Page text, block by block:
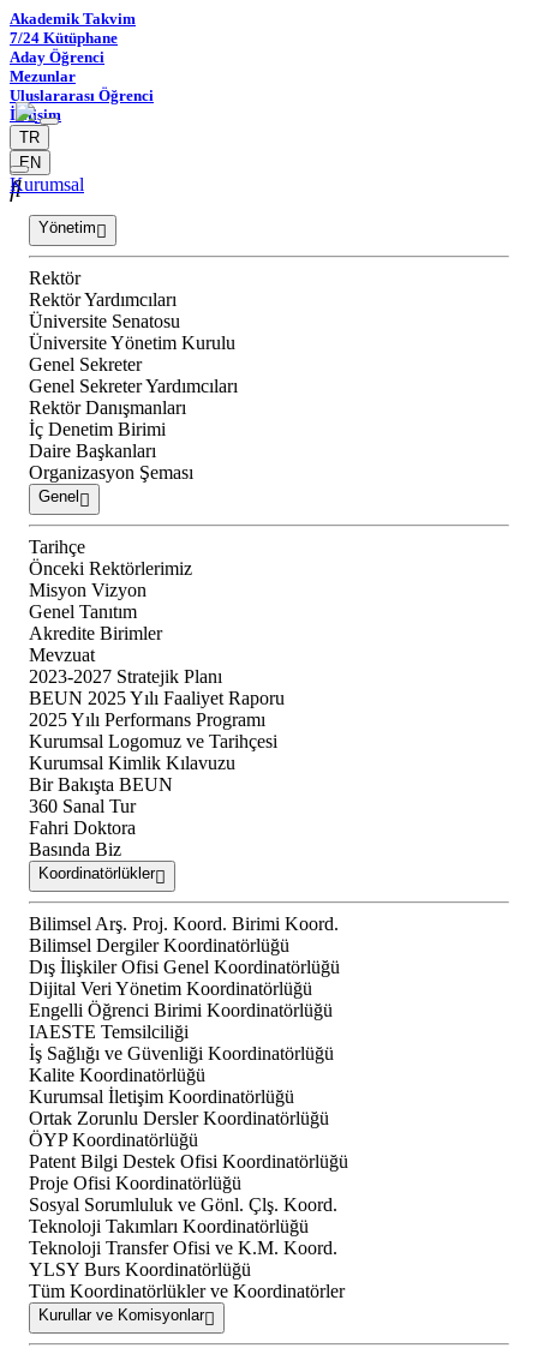
Akademik Takvim
7/24 Kütüphane
Aday Öğrenci
Mezunlar
Uluslararası Öğrenci
İletişim
TR
EN
Kurumsal
Yönetim
Rektör
Rektör Yardımcıları
Üniversite Senatosu
Üniversite Yönetim Kurulu
Genel Sekreter
Genel Sekreter Yardımcıları
Rektör Danışmanları
İç Denetim Birimi
Daire Başkanları
Organizasyon Şeması
Genel
Tarihçe
Önceki Rektörlerimiz
Misyon Vizyon
Genel Tanıtım
Akredite Birimler
Mevzuat
2023-2027 Stratejik Planı
BEUN 2025 Yılı Faaliyet Raporu
2025 Yılı Performans Programı
Kurumsal Logomuz ve Tarihçesi
Kurumsal Kimlik Kılavuzu
Bir Bakışta BEUN
360 Sanal Tur
Fahri Doktora
Basında Biz
Koordinatörlükler
Bilimsel Arş. Proj. Koord. Birimi Koord.
Bilimsel Dergiler Koordinatörlüğü
Dış İlişkiler Ofisi Genel Koordinatörlüğü
Dijital Veri Yönetim Koordinatörlüğü
Engelli Öğrenci Birimi Koordinatörlüğü
IAESTE Temsilciliği
İş Sağlığı ve Güvenliği Koordinatörlüğü
Kalite Koordinatörlüğü
Kurumsal İletişim Koordinatörlüğü
Ortak Zorunlu Dersler Koordinatörlüğü
ÖYP Koordinatörlüğü
Patent Bilgi Destek Ofisi Koordinatörlüğü
Proje Ofisi Koordinatörlüğü
Sosyal Sorumluluk ve Gönl. Çlş. Koord.
Teknoloji Takımları Koordinatörlüğü
Teknoloji Transfer Ofisi ve K.M. Koord.
YLSY Burs Koordinatörlüğü
Tüm Koordinatörlükler ve Koordinatörler
Kurullar ve Komisyonlar